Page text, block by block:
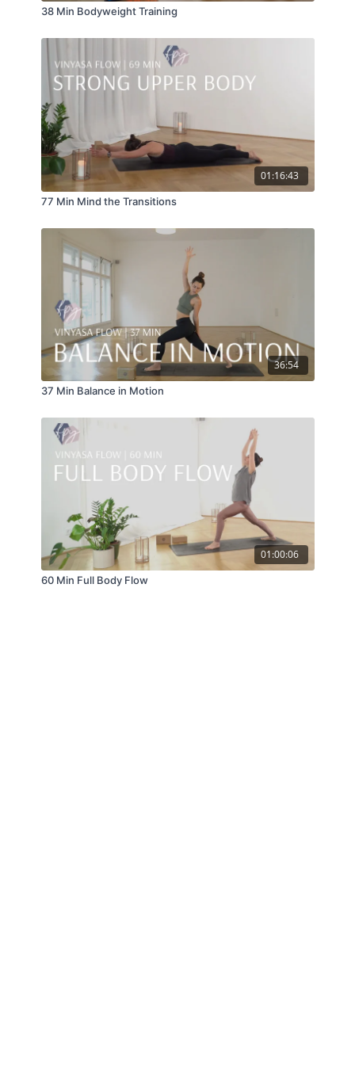
38 Min Bodyweight Training
01:16:43
77 Min Mind the Transitions
36:54
37 Min Balance in Motion
01:00:06
60 Min Full Body Flow